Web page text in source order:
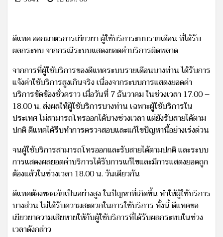
ดีแทค ออกมาตรการเยียวยา ผู้ใช้บริการะบบรายเดือน ที่ได้รับ
ผลกระทบ จากกรณีระบบแสดงยอดค่าบริการผิดพลาด
จากการที่ผู้ใช้บริการของดีแทคระบบรายเดือนบางท่าน ได้รับการ
แจ้งค่าใช้บริการสูงเกินจริง เนื่องจากระบบการแสดงยอดค่า
บริการขัดข้องชั่วคราว เมื่อวันที่ 7 ธันวาคม ในช่วงเวลา 17.00 –
18.00 น. ส่งผลให้ผู้ใช้บริการบางท่าน เฉพาะผู้ใช้บริการใน
ประเทศ ไม่สามารถโทรออกได้บางช่วงเวลา แต่ยังรับสายได้ตาม
ปกติ ดีแทคได้รีบทำการตรวจสอบและแก้ไขปัญหานี้อย่างเร่งด่วน
จนผู้ใช้บริการสามารถโทรออกและรับสายได้ตามปกติ และระบบ
การแสดงผลยอดค่าบริการได้รับการแก้ไขและมีการแสดงยอดถูก
ต้องแล้วในช่วงเวลา 18.00 น. วันเดียวกัน
ดีแทคต้องขออภัยเป็นอย่างสูง ในปัญหาที่เกิดขึ้น ทำให้ผู้ใช้บริการ
บางส่วน ไม่ได้รับความสะดวกในการใช้บริการ ทั้งนี้ ดีแทคขอ
เยียวยาความเสียหายให้กับผู้ใช้บริการที่ได้รับผลกระทบในช่วง
เวลาดังกล่าว